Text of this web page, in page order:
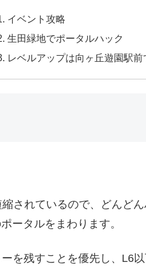
イベント攻略
生田緑地でポータルハック
レベルアップは向ヶ丘遊園駅前
されているので、どんど
ータルをまわります。
を残すことを優先し、L6